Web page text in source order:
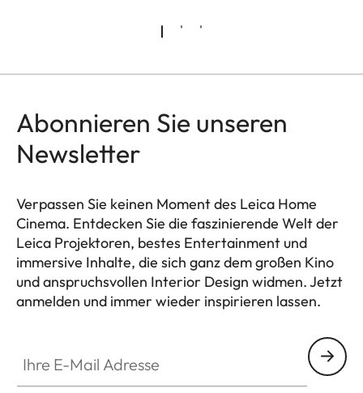
Abonnieren Sie unseren
Newsletter
Verpassen Sie keinen Moment des Leica Home
Cinema. Entdecken Sie die faszinierende Welt der
Leica Projektoren, bestes Entertainment und
immersive Inhalte, die sich ganz dem großen Kino
und anspruchsvollen Interior Design widmen. Jetzt
anmelden und immer wieder inspirieren lassen.